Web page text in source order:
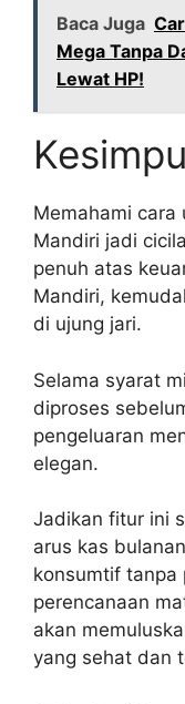
Baca Juga
Mega Tanpa
Lewat HP!
Memahami
Mandiri jadi
penuh atas
Mandiri,
di ujung jari.
Selama syarat
diproses
pengeluaran
elegan.
Jadikan fitur ini
arus kas
konsumtif tanpa
perencanaan
akan
yang sehat dan